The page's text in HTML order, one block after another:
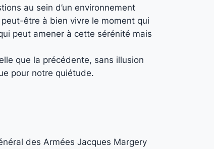
au sein d’un environnement
être à bien vivre le moment qui
peut amener à cette sérénité mais
que la précédente, sans illusion
pour notre quiétude.
des Armées Jacques Margery